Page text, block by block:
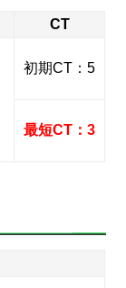
CT
初期CT：5
最短CT：3